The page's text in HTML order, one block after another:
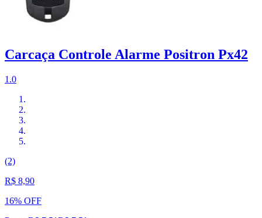
Carcaça Controle Alarme Positron Px42
1.0
(2)
R$ 8,90
16% OFF